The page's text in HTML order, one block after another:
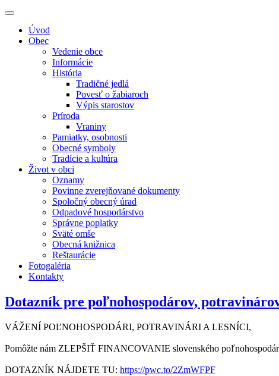
Úvod
Obec
Vedenie obce
Informácie
História
Tradičné jedlá
Povesť o žabiaroch
Výpis starostov
Príroda
Vraniny
Pamiatky, osobnosti
Obecné symboly
Tradície a kultúra
Život v obci
Oznamy
Povinne zverejňované dokumenty
Spoločný obecný úrad
Odpadové hospodárstvo
Správne poplatky
Sväté omše
Obecná knižnica
Reštaurácie
Fotogaléria
Kontakty
Dotazník pre poľnohospodárov,
VÁŽENÍ POĽNOHOSPODÁRI, POTRAVINÁRI A LESNÍCI,
Pomôžte nám ZLEPŠIŤ FINANCOVANIE slovenského
DOTAZNÍK NÁJDETE TU: https://pwc.to/2ZmWFPF